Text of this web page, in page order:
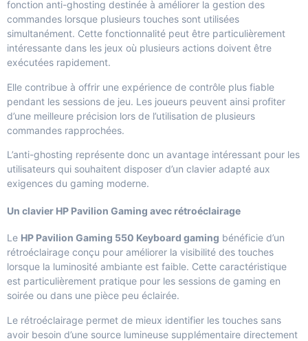
fonction anti-ghosting destinée à améliorer la gestion des
commandes lorsque plusieurs touches sont utilisées
simultanément. Cette fonctionnalité peut être particulièrement
intéressante dans les jeux où plusieurs actions doivent être
exécutées rapidement.
Elle contribue à offrir une expérience de contrôle plus fiable
pendant les sessions de jeu. Les joueurs peuvent ainsi profiter
d’une meilleure précision lors de l’utilisation de plusieurs
commandes rapprochées.
L’anti-ghosting représente donc un avantage intéressant pour les
utilisateurs qui souhaitent disposer d’un clavier adapté aux
exigences du gaming moderne.
Un clavier HP Pavilion Gaming avec rétroéclairage
Le HP Pavilion Gaming 550 Keyboard gaming bénéficie d’un
rétroéclairage conçu pour améliorer la visibilité des touches
lorsque la luminosité ambiante est faible. Cette caractéristique
est particulièrement pratique pour les sessions de gaming en
soirée ou dans une pièce peu éclairée.
Le rétroéclairage permet de mieux identifier les touches sans
avoir besoin d’une source lumineuse supplémentaire directement